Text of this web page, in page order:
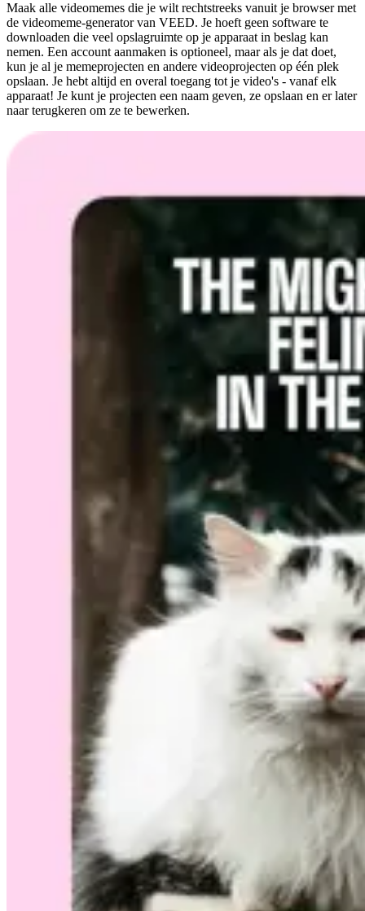
Maak alle videomemes die je wilt rechtstreeks vanuit je browser met
de videomeme-generator van VEED. Je hoeft geen software te
downloaden die veel opslagruimte op je apparaat in beslag kan
nemen. Een account aanmaken is optioneel, maar als je dat doet,
kun je al je memeprojecten en andere videoprojecten op één plek
opslaan. Je hebt altijd en overal toegang tot je video's - vanaf elk
apparaat! Je kunt je projecten een naam geven, ze opslaan en er later
naar terugkeren om ze te bewerken.